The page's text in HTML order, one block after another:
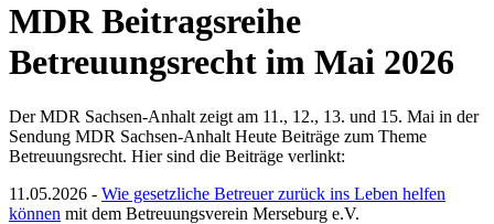
MDR Beitragsreihe
Betreuungsrecht im Mai 2026
Der MDR Sachsen-Anhalt zeigt am 11., 12., 13. und 15. Mai in der
Sendung MDR Sachsen-Anhalt Heute Beiträge zum Theme
Betreuungsrecht. Hier sind die Beiträge verlinkt:
11.05.2026 - Wie gesetzliche Betreuer zurück ins Leben helfen
können mit dem Betreuungsverein Merseburg e.V.